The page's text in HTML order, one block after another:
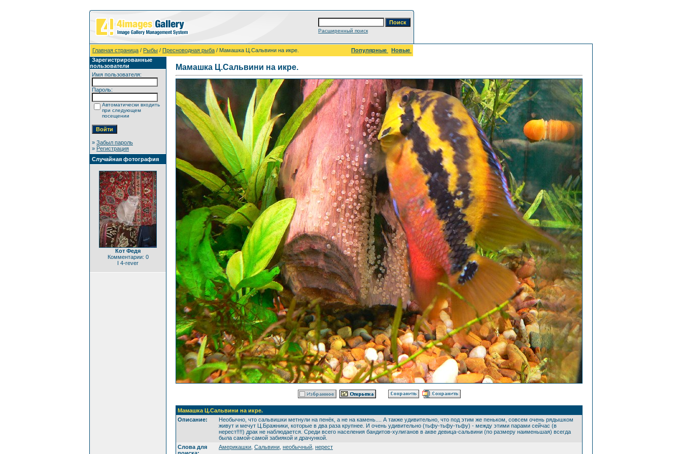
Расширенный поиск
Главная страница / Рыбы / Пресноводная рыба / Мамашка Ц.Сальвини на икре. Популярные
Новые
Зарегистрированные
пользователи
Имя пользователя:
Пароль:
Автоматически входить
при следующем
посещении
» Забыл пароль
» Регистрация
Случайная фотография
Кот Федя
Комментарии: 0
I 4-rever
Мамашка Ц.Сальвини на икре.
Мамашка Ц.Сальвини на икре.
Описание:
Необычно, что сальвишки метнули на пенёк, а не на камень.... А также удивительно, что под этим же пеньком, совсем очень рядышком
живут и мечут Ц.Бражники, которые в два раза крупнее. И очень удивительно (тьфу-тьфу-тьфу) - между этими парами сейчас (в
нерест!!!!) драк не наблюдается. Среди всего населения бандитов-хулиганов в акве девица-сальвини (по размеру наименьшая) всегда
была самой-самой забиякой и драчункой.
Слова для
Америкашки Сальвини необычный нерест